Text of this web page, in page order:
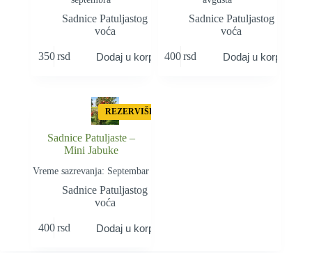
Sadnice Patuljastog
voća
350rsd Dodaj u korpu
Sadnice Patuljastog
voća
400 rsd Dodaj u korpu
REZERVIŠI
Sadnice Patuljaste –
Mini Jabuke
Vreme sazrevanja: Septembar
Sadnice Patuljastog
voća
400rsd Dodaj u korpu